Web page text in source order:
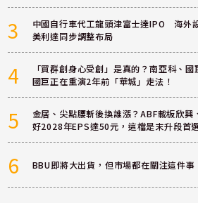
3
中國自行車代工龍頭津富士達IPO 海外
美利達同步調整布局
4
「買群創身心受創」是真的？南亞科、
國巨正在重演2年前「華城」走法！
5
金居、尖點腰斬後換誰漲？ABF載板欣
好2028年EPS達50元，這檔是末升段首
6 BBU即將大出貨，但市場都在關注這件事